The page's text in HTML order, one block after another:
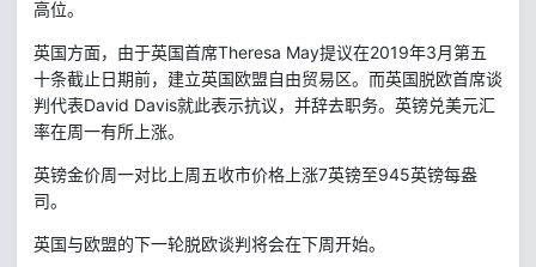
高位。
英国方面，由于英国首席Theresa May提议在2019年3月第五
十条截止日期前，建立英国欧盟自由贸易区。而英国脱欧首席谈
判代表David Davis就此表示抗议，并辞去职务。英镑兑美元汇
率在周一有所上涨。
英镑金价周一对比上周五收市价格上涨7英镑至945英镑每盎
司。
英国与欧盟的下一轮脱欧谈判将会在下周开始。